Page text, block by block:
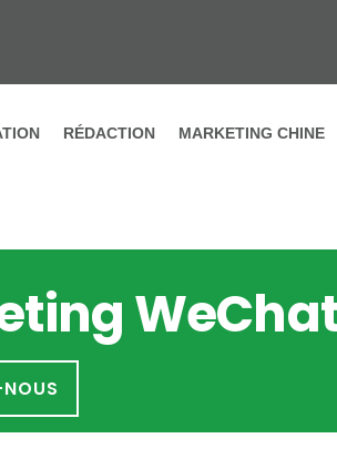
RÉDACTION MARKETING CHINE